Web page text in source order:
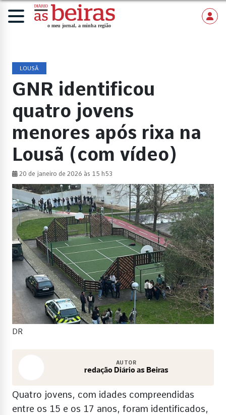
LOUSÃ
GNR identificou
quatro jovens
menores após rixa na
Lousã (com vídeo)
20 de janeiro de 2026 às 15 h53
DR
AUTOR
redação Diário as Beiras
Quatro jovens, com idades compreendidas
entre os 15 e os 17 anos, foram identificados,